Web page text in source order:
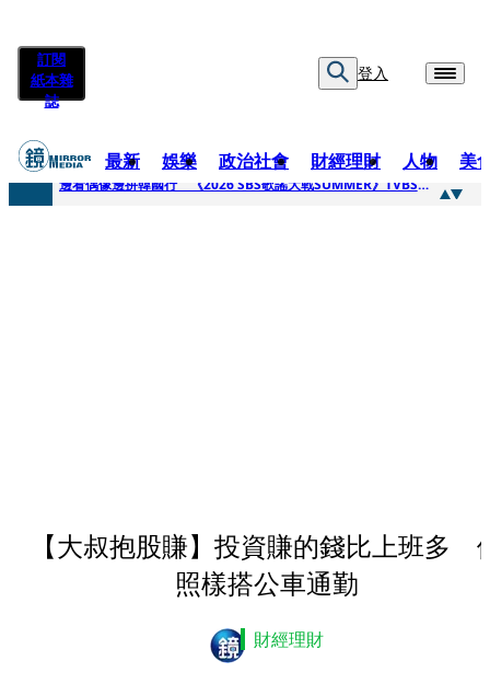
訂閱
紙本雜
誌
登入
最新 娛樂 政治社會 財經理財 人物 美
快訊
邊看偶像邊拚韓國行 《2026 SBS歌謠大戰SUMMER》TVBS直播祭追星福利
【大叔抱股賺】投資賺的錢比上班多
照樣搭公車通勤
財經理財